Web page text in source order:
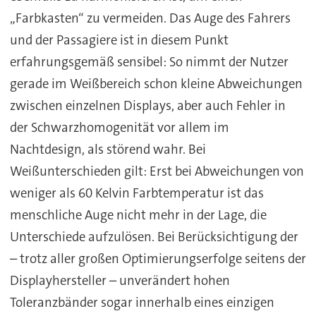
„Farbkasten“ zu vermeiden. Das Auge des Fahrers
und der Passagiere ist in diesem Punkt
erfahrungsgemäß sensibel: So nimmt der Nutzer
gerade im Weißbereich schon kleine Abweichungen
zwischen einzelnen Displays, aber auch Fehler in
der Schwarzhomogenität vor allem im
Nachtdesign, als störend wahr. Bei
Weißunterschieden gilt: Erst bei Abweichungen von
weniger als 60 Kelvin Farbtemperatur ist das
menschliche Auge nicht mehr in der Lage, die
Unterschiede aufzulösen. Bei Berücksichtigung der
– trotz aller großen Optimierungserfolge seitens der
Displayhersteller – unverändert hohen
Toleranzbänder sogar innerhalb eines einzigen